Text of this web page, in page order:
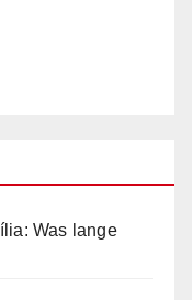
Was lange